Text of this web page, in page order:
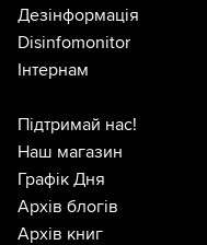
Дезінформація
Disinfomonitor
Інтернам
Підтримай нас!
Наш магазин
Графік Дня
Архів блогів
Архів книг